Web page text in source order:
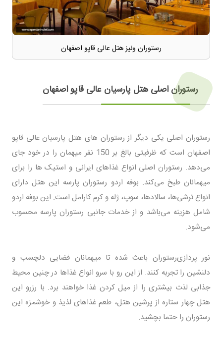
رستوران ونیز هتل عالی قاپو اصفهان
رستوران اصلی هتل پارسیان عالی قاپو اصفهان
رستوران اصلی یکی دیگر از رستوران های هتل پارسیان عالی قاپو
اصفهان است که ظرفیتی بالغ بر 150 نفر میهمان را در خود جای
می‌دهد. رستوران اصلی انواع غذاهای ایرانی و استیک ها را برای
میهمانان طبخ می‌کند. بوفه اردو رستوران پارسه این هتل دارای
انواع ترشی‌ها، سالادها، سوپ، ژله و کرم کارامل است. این بوفه اردو
شامل هزینه می‌باشد و از خدمات جانبی رستوران پارسه محسوب
می‌شود.
نور پردازی‌رستوران باعث شده تا میهمانان فضایی دلچسب و
دلنشین را تجربه کنند. از این رو با سرو انواع غذاها در چنین محیط
جذابی لذت بیشتری را از میل کردن غذا خواهند برد. با رزرو این
هتل چهار ستاره از پرشین هتل، طعم غذاهای لذیذ و خوشمزه این
رستوران را حتما بچشید.